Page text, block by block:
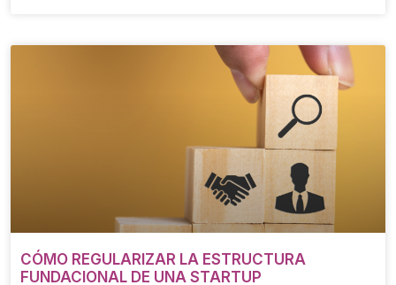
CÓMO REGULARIZAR LA ESTRUCTURA
FUNDACIONAL DE UNA STARTUP